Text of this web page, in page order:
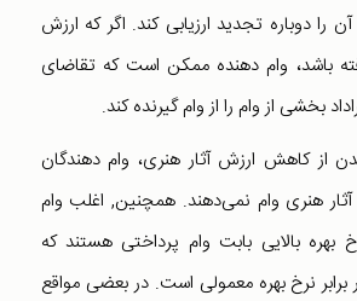
را دوباره تجدید ارزیابی کند. اگر که ارزش
باشد، وام دهنده ممکن است که تقاضای
بخشی از وام را از وام گیرنده کند.
از کاهش ارزش آثار هنری، وام دهندگان
هنری وام نمی‌دهند. همچنین, اغلب وام
بهره بالایی بابت وام پرداختی هستند که
نرخ بهره معمولی است. در بعضی مواقع